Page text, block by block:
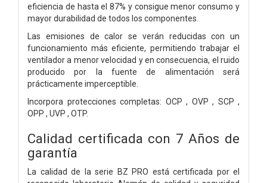
eficiencia de hasta el 87% y consigue menor consumo y
mayor durabilidad de todos los componentes.
Las emisiones de calor se verán reducidas con un
funcionamiento más eficiente, permitiendo trabajar el
ventilador a menor velocidad y en consecuencia, el ruido
producido por la fuente de alimentación será
prácticamente imperceptible.
Incorpora protecciones completas: OCP , OVP , SCP ,
OPP , UVP , OTP.
Calidad certificada con 7 Años de
garantía
La calidad de la serie BZ PRO está certificada por el